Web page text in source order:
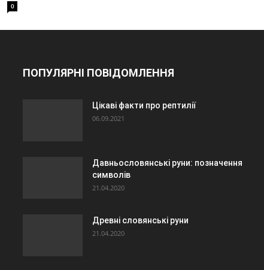
0
ПОПУЛЯРНІ ПОВІДОМЛЕННЯ
Цікаві факти про рептилії
06.09.2021
Давньословянські руни: позначення
символів
21.04.2020
Древні словянські руни
21.04.2020